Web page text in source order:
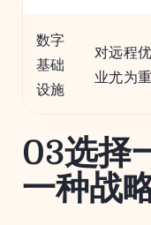
数字
基础
设施
对远程
业尤为
03选择
一种战